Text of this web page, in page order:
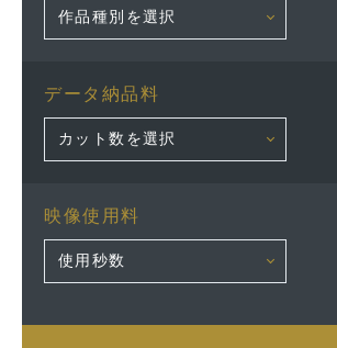
データ納品料
映像使用料